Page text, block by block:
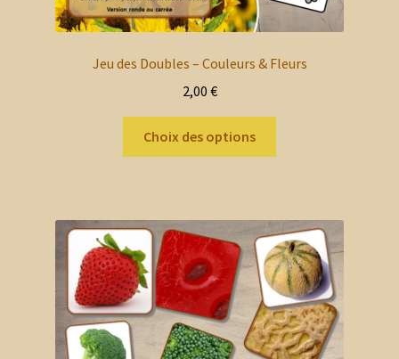
Jeu des Doubles – Couleurs & Fleurs
2,00 €
Choix des options
Les
options
peuvent
être
choisies
sur